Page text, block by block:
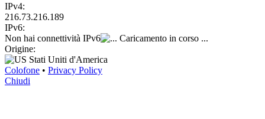
IPv4:
216.73.216.189
IPv6:
Non hai connettività IPv6
Caricamento in corso ...
Origine:
Stati Uniti d'America
Colofone • Privacy Policy
Chiudi